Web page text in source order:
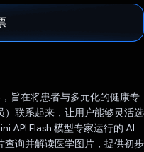
旨在将患者与多元化的健康专
联系起来，让用户能够灵活选
API Flash 模型专家运行的 AI
询并解读医学图片，提供初步